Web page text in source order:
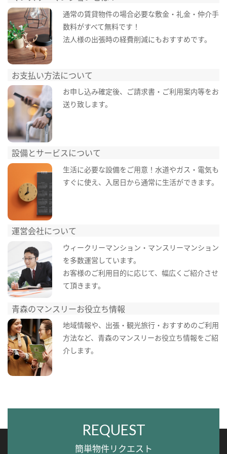
通常の賃貸物件の場合必要な敷金・礼金・仲介手
数料がすべて無料です！
法人様の出張時の経費削減にもおすすめです。
お支払い方法について
お申し込み確定後、ご請求書・ご利用案内等をお
送り致します。
設備とサービスについて
生活に必要な設備をご用意！水道やガス・電気も
すぐに使え、入居日から通常に生活ができます。
運営会社について
ウィークリーマンション・マンスリーマンション
を多数運営しています。
お客様のご利用目的に応じて、幅広くご紹介させ
て頂きます。
青森のマンスリーお役立ち情報
地域情報や、出張・観光旅行・おすすめのご利用
方法など、青森のマンスリーお役立ち情報をご紹
介します。
REQUEST
簡単物件リクエスト